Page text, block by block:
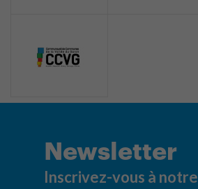
Newsletter
Inscrivez-vous à notre